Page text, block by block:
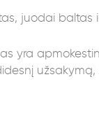
juodai baltas
yra